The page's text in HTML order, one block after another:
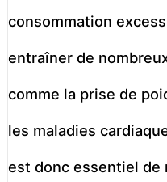
consommation
entraîner de
comme la prise de
les maladies
est donc essentiel de